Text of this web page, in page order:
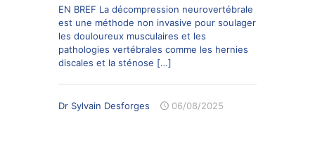
EN BREF La décompression neurovertébrale
est une méthode non invasive pour soulager
les douloureux musculaires et les
pathologies vertébrales comme les hernies
discales et la sténose […]
Dr Sylvain Desforges 06/08/2025